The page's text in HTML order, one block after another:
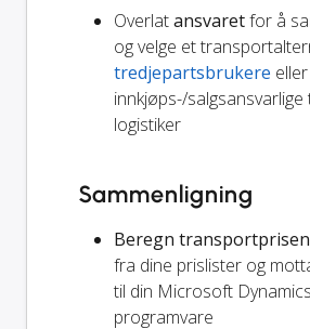
Overlatansvaretfor å
og velge et
tredjepartsbrukere eller
innkjøps-/salgsansvarlige
logistiker
Sammenligning
Beregn transportprisen
fra dine prislister og
til din Microsoft
programvare